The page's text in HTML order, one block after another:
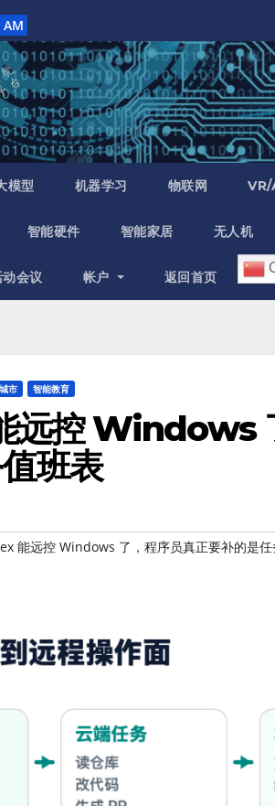
AM
模型 机器学习 物联网 VR/
智能硬件 智能家居 无人机
动会议 帐户 返回首页
市 智能教育
远控 Windows
班表
能远控 Windows 了，程序员真正要补的是任